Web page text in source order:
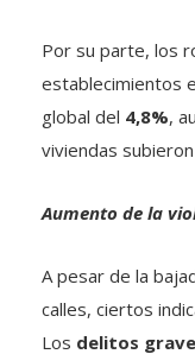
Por su parte, los
establecimientos
global del 4,8%,
viviendas
Aumento de la
A pesar de la
calles, ciertos
Los delitos